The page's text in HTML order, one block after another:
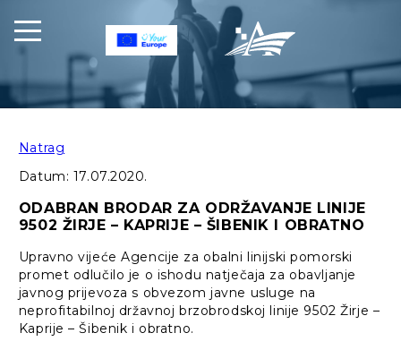
Natrag
Datum: 17.07.2020.
ODABRAN BRODAR ZA ODRŽAVANJE LINIJE
9502 ŽIRJE – KAPRIJE – ŠIBENIK I OBRATNO
Upravno vijeće Agencije za obalni linijski pomorski
promet odlučilo je o ishodu natječaja za obavljanje
javnog prijevoza s obvezom javne usluge na
neprofitabilnoj državnoj brzobrodskoj linije 9502 Žirje –
Kaprije – Šibenik i obratno.